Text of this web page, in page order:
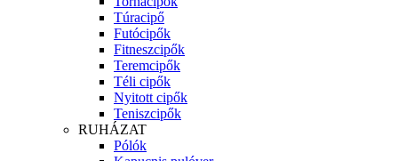
Túracipő
Futócipők
Fitneszcipők
Teremcipők
Téli cipők
Nyitott cipők
Teniszcipők
RUHÁZAT
Pólók